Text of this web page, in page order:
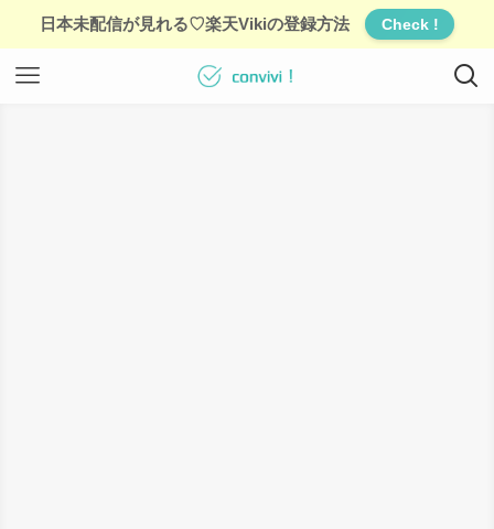
日本未配信が見れる♡楽天Vikiの登録方法 Check !